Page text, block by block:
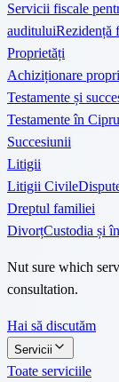
Servicii fiscale
audituluiRezidență
Proprietăți
Achiziționare
Testamente și
Testamente în Cipru
Succesiunii
Litigii
Litigii Civile
Dreptul familiei
DivorțCustodia și
Nut sure which
consultation.
Hai să discutăm
Servicii
Toate serviciile